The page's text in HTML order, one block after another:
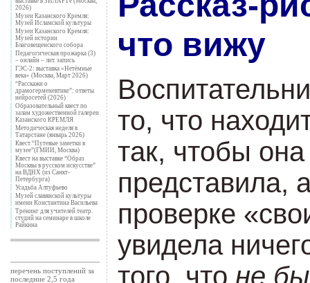
2026)
Музеи Казанского Кремля:
Музей Исламской культуры
Музеи Казанского Кремля:
Музей истории
Благовещенского собора
Педагогическая прожарка (3)
– онлайн – лит. запись
ГЭС-2: выставка «Нетёмные
века» (Москва, Март 2026)
“Расскажи о
драмогерменевтике”: ответы
нейросетей (2026)
Образовательный квест по
залам художественной галереи
Казанского КРЕМЛЯ
Методическая неделя в
Татарстане (январь 2026)
Квест “Путевые заметки в
музее”(ГМИИ, Москва)
Квест на выставке “Образ
Москвы в русском искусстве”
на ВДНХ (из Санкт-
Петербурга)
Усадьба Алтуфьево
Музей славянской культуры
имени Константина Васильева
Тренинг для учителей театр.
студий на семинаре в школе
Райкина
перечень поступлений за
последние 2,5 года
что вижу
то, что
так, чтобы
представила,
проверке
увидела
того, что не